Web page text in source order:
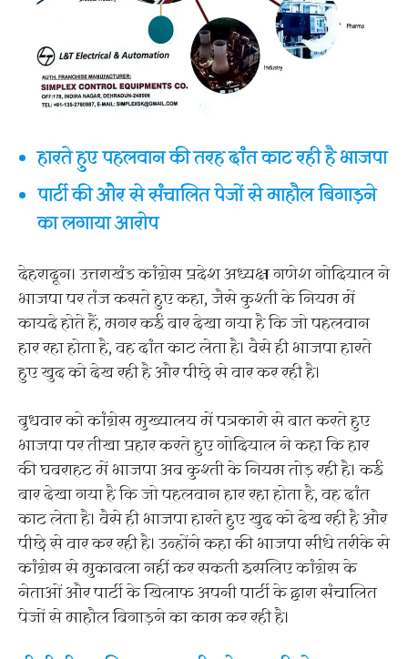
हारते हुए पहलवान की तरह दांत काट रही है भाजपा
पार्टी की और से संचालित पेजों से माहौल बिगाड़ने
का लगाया आरोप
देहरादून। उत्तराखंड कांग्रेस प्रदेश अध्यक्ष गणेश गोदियाल ने
भाजपा पर तंज कसते हुए कहा, जैसे कुश्ती के नियम में
कायदे होते हैं, मगर कई बार देखा गया है कि जो पहलवान
हार रहा होता है, वह दांत काट लेता है। वैसे ही भाजपा हारते
हुए खुद को देख रही है और पीछे से वार कर रही है।
बुधवार को कांग्रेस मुख्यालय में पत्रकारो से बात करते हुए
भाजपा पर तीखा प्रहार करते हुए गोदियाल ने कहा कि हार
की घबराहट में भाजपा अब कुश्ती के नियम तोड़ रही है। कई
बार देखा गया है कि जो पहलवान हार रहा होता है, वह दांत
काट लेता है। वैसे ही भाजपा हारते हुए खुद को देख रही है और
पीछे से वार कर रही है। उन्होंने कहा की भाजपा सीधे तरीके से
कांग्रेस से मुकाबला नहीं कर सकती इसलिए कांग्रेस के
नेताओं और पार्टी के खिलाफ अपनी पार्टी के द्वारा संचालित
पेजों से माहौल बिगाड़ने का काम कर रही है।